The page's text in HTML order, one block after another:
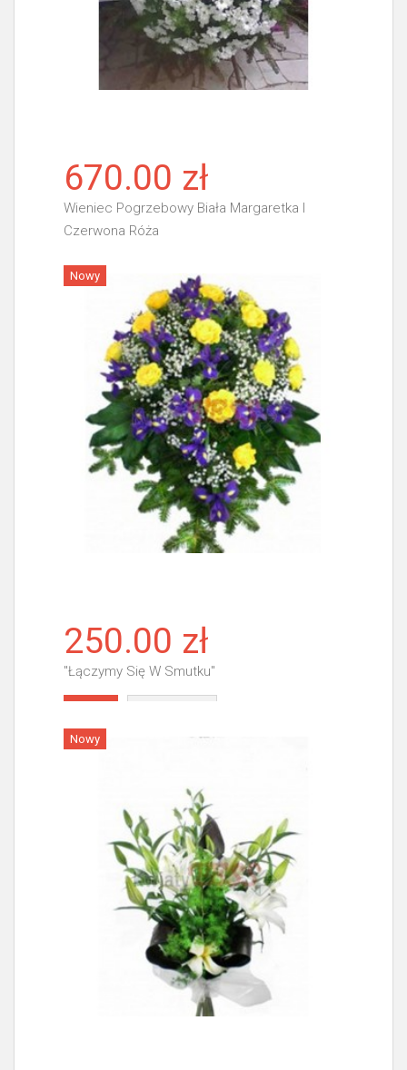
670.00 zł
Wieniec Pogrzebowy Biała Margaretka I
Czerwona Róża
Więcej
Nowy
250.00 zł
"Łączymy Się W Smutku"
Nowy